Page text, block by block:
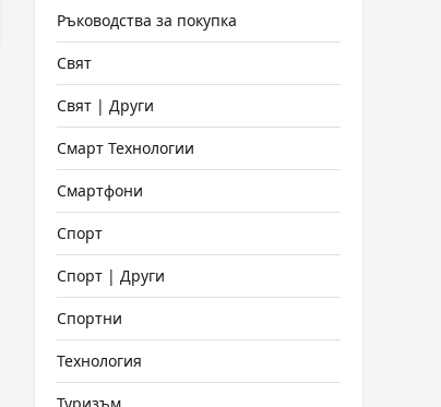
Ръководства за покупка
Свят
Свят | Други
Смарт Технологии
Смартфони
Спорт
Спорт | Други
Спортни
Технология